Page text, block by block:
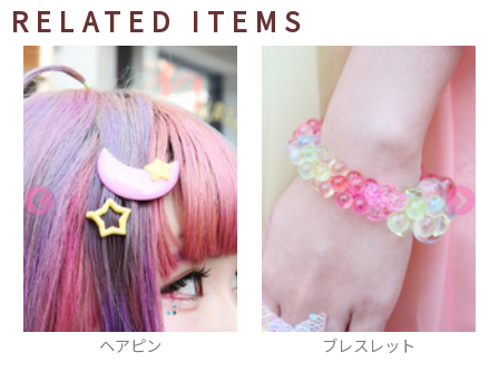
RELATED ITEMS
ブレスレット ピアス